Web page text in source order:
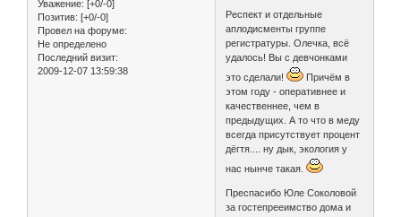
Уважение: [+0/-0]
Позитив: [+0/-0]
Провел на форуме:
Не определено
Последний визит:
2009-12-07 13:59:38
Респект и отдельные
аплодисменты группе
регистратуры. Олечка, всё
удалось! Вы с девчонками
это сделали!
Причём в
этом году - оперативнее и
качественнее, чем в
предыдущих. А то что в меду
всегда присутствует процент
дёгтя.... ну дык, экология у
нас нынче такая.
Преспасибо Юле Соколовой
за гостепрееимство дома и